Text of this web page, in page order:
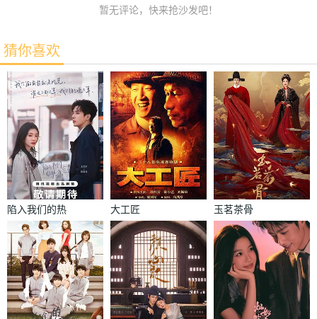
暂无评论，快来抢沙发吧！
猜你喜欢
陷入我们的热
恋
大工匠 玉茗茶骨